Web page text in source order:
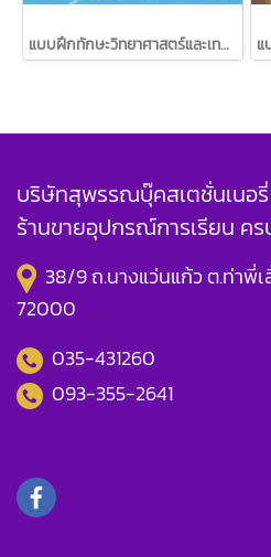
แบบฝึกทักษะวิทยาศาสตร์และเทคโนโลยี เทคโนโลยี ป.6 /สสวท.
บริษัทสุพรรณบุ๊คสเตชั่นเนอ
ร้านขายอุปกรณ์การเรียน คร
38/9 ถ.นางแว่นแก้ว ต.ท่าพี่
72000
035-431260
093-355-2641